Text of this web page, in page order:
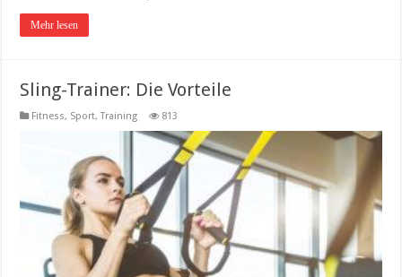
Mehr lesen
Sling-Trainer: Die Vorteile
Fitness, Sport, Training 813